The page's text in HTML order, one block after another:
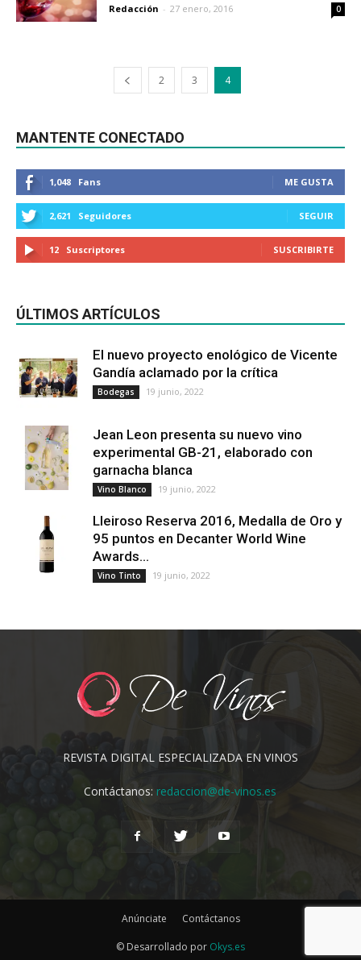
Redacción - 27 enero, 2016 0
2 3 4
MANTENTE CONECTADO
1,048 Fans ME GUSTA
2,621 Seguidores SEGUIR
12 Suscriptores SUSCRIBIRTE
ÚLTIMOS ARTÍCULOS
El nuevo proyecto enológico de Vicente
Gandía aclamado por la crítica
Bodegas 19 junio, 2022
Jean Leon presenta su nuevo vino
experimental GB-21, elaborado con
garnacha blanca
Vino Blanco 19 junio, 2022
Lleiroso Reserva 2016, Medalla de Oro y
95 puntos en Decanter World Wine
Awards...
Vino Tinto 19 junio, 2022
REVISTA DIGITAL ESPECIALIZADA EN VINOS
Contáctanos:redaccion@de-vinos.es
Anúnciate Contáctanos
© Desarrollado por Okys.es